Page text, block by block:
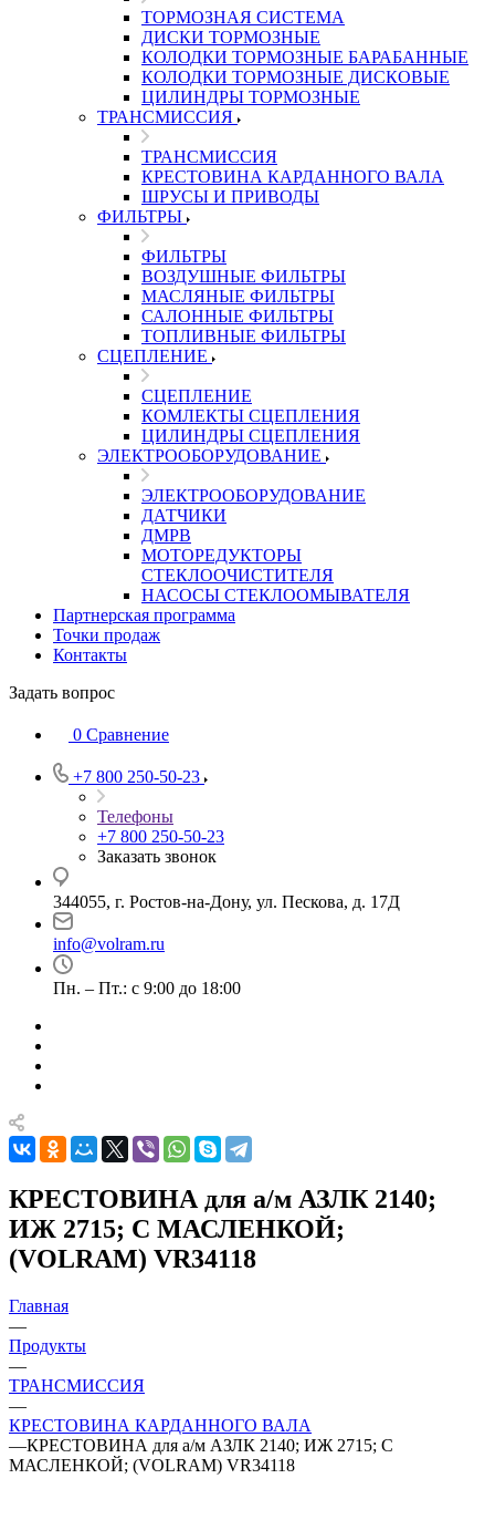
ТОРМОЗНАЯ СИСТЕМА
ДИСКИ ТОРМОЗНЫЕ
КОЛОДКИ ТОРМОЗНЫЕ БАРАБАННЫЕ
КОЛОДКИ ТОРМОЗНЫЕ ДИСКОВЫЕ
ЦИЛИНДРЫ ТОРМОЗНЫЕ
ТРАНСМИССИЯ
ТРАНСМИССИЯ
КРЕСТОВИНА КАРДАННОГО ВАЛА
ШРУСЫ И ПРИВОДЫ
ФИЛЬТРЫ
ФИЛЬТРЫ
ВОЗДУШНЫЕ ФИЛЬТРЫ
МАСЛЯНЫЕ ФИЛЬТРЫ
САЛОННЫЕ ФИЛЬТРЫ
ТОПЛИВНЫЕ ФИЛЬТРЫ
СЦЕПЛЕНИЕ
СЦЕПЛЕНИЕ
КОМЛЕКТЫ СЦЕПЛЕНИЯ
ЦИЛИНДРЫ СЦЕПЛЕНИЯ
ЭЛЕКТРООБОРУДОВАНИЕ
ЭЛЕКТРООБОРУДОВАНИЕ
ДАТЧИКИ
ДМРВ
МОТОРЕДУКТОРЫ
СТЕКЛООЧИСТИТЕЛЯ
НАСОСЫ СТЕКЛООМЫВАТЕЛЯ
Партнерская программа
Точки продаж
Контакты
Задать вопрос
0 Сравнение
+7 800 250-50-23
Телефоны
+7 800 250-50-23
Заказать звонок
344055, г. Ростов-на-Дону, ул. Пескова, д. 17Д
info@volram.ru
Пн. – Пт.: с 9:00 до 18:00
КРЕСТОВИНА для а/м АЗЛК 2140;
ИЖ 2715; С МАСЛЕНКОЙ;
(VOLRAM) VR34118
Главная
—
Продукты
—
ТРАНСМИССИЯ
—
КРЕСТОВИНА КАРДАННОГО ВАЛА
—КРЕСТОВИНА для а/м АЗЛК 2140; ИЖ 2715; С
МАСЛЕНКОЙ; (VOLRAM) VR34118